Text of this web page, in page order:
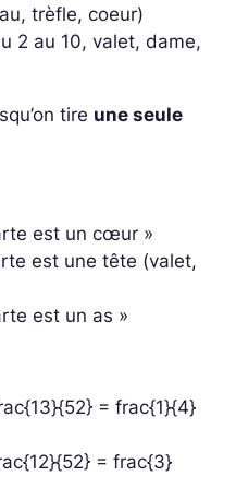
trèfle, coeur)
2 au 10, valet, dame,
tire une seule
est un cœur »
est une tête (valet,
est un as »
= frac{1}{4}
= frac{3}